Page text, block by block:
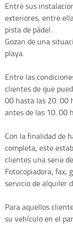
Entre sus
exteriores, entre
pista de pádel.
Gozan de una
playa.
Entre las
clientes de que
00 hasta las 20. 00
antes de las 10. 00
Con la finalidad de
completa, este
clientes una serie
Fotocopiadora, fax,
servicio de alquiler
Para aquellos
su vehículo en el